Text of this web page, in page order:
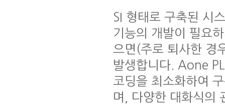
SI 형태로 구축된 시
기능의 개발이 필요
으면(주로 퇴사한 경
발생합니다. Aone
코딩을 최소화하여
며, 다양한 대화식의